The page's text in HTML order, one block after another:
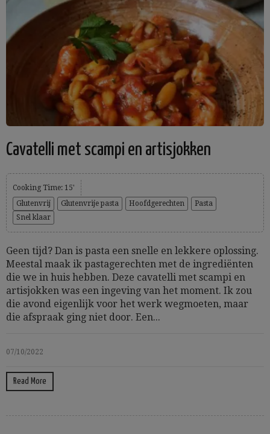
Cavatelli met scampi en artisjokken
Cooking Time: 15'
Glutenvrij
Glutenvrije pasta Hoofdgerechten
Pasta
Snel klaar
Geen tijd? Dan is pasta een snelle en lekkere oplossing.
Meestal maak ik pastagerechten met de ingrediënten
die we in huis hebben. Deze cavatelli met scampi en
artisjokken was een ingeving van het moment. Ik zou
die avond eigenlijk voor het werk wegmoeten, maar
die afspraak ging niet door. Een...
07/10/2022
Read More